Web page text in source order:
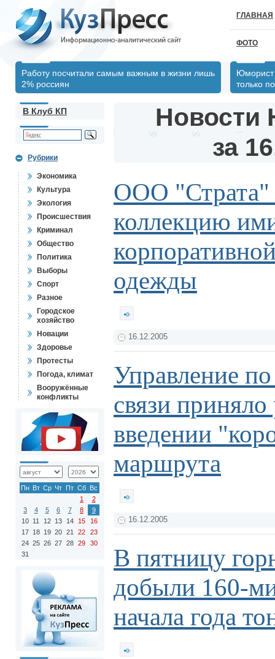
ГЛАВНАЯ
ФОТО
Работу посчитали самым важным в жизни лишь
2% россиян
Юморист
только
В Клуб КП
Рубрики
Экономика
Культура
Экология
Происшествия
Криминал
Общество
Политика
Выборы
Спорт
Разное
Городское
хозяйство
Новации
Здоровье
Протесты
Погода, климат
Вооружённые
конфликты
Пн Вт Ср Чт Пт Сб Вс
1
2
3
4 5 6 7 8
9
10 11 12 13 14 15
16
17 18 19 20 21 22
23
24 25 26 27 28 29
30
31
Новости
за
ООО "Страта"
коллекцию
одежды
16.12.2005
Управление
связи
введении
маршрута
16.12.2005
В пятницу
добыли 160-
начала года